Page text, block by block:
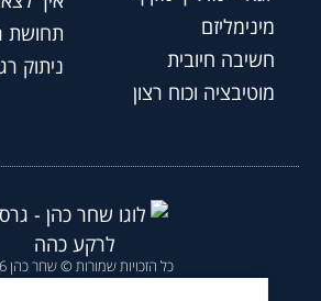
מינימליזם
חשיבה חיובית
מוטיבציה וכוח רצון
תחושת
ניתוק
כל הזכויות שמורות © שחר כהן 2026